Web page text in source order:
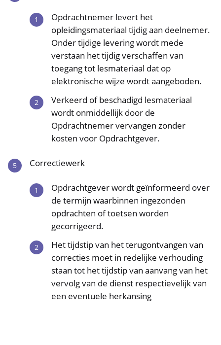
Opdrachtnemer levert het
opleidingsmateriaal tijdig aan deelnemer.
Onder tijdige levering wordt mede
verstaan het tijdig verschaffen van
toegang tot lesmateriaal dat op
elektronische wijze wordt aangeboden.
Verkeerd of beschadigd lesmateriaal
wordt onmiddellijk door de
Opdrachtnemer vervangen zonder
kosten voor Opdrachtgever.
Correctiewerk
Opdrachtgever wordt geïnformeerd over
de termijn waarbinnen ingezonden
opdrachten of toetsen worden
gecorrigeerd.
Het tijdstip van het terugontvangen van
correcties moet in redelijke verhouding
staan tot het tijdstip van aanvang van het
vervolg van de dienst respectievelijk van
een eventuele herkansing